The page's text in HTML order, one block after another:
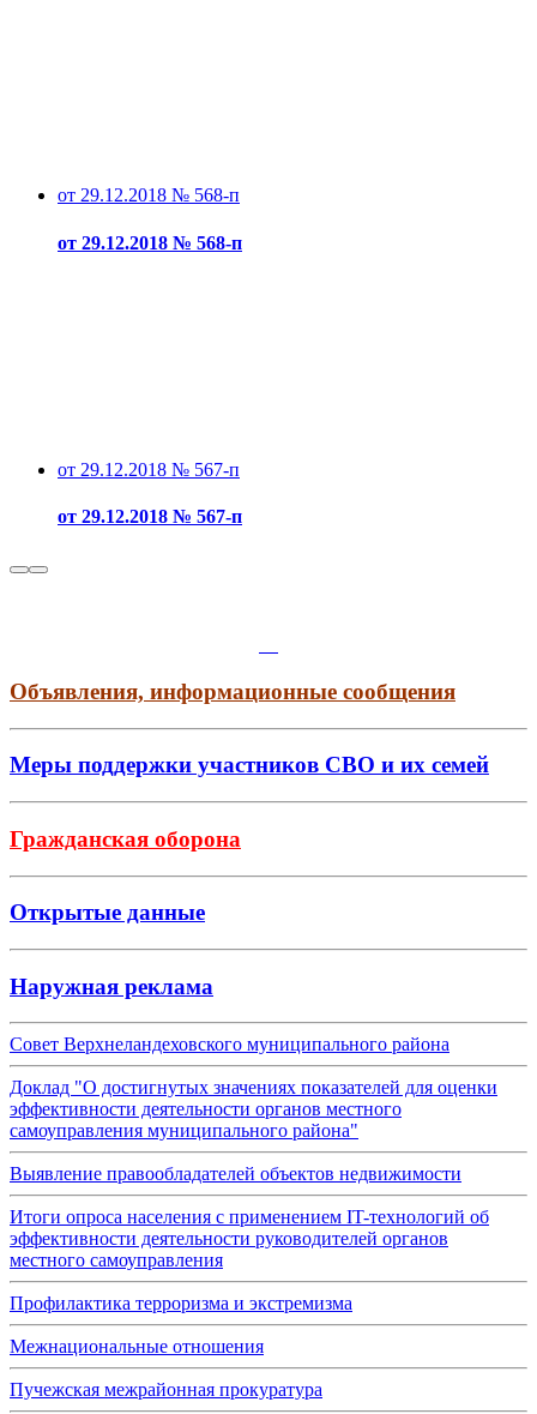
от 29.12.2018 № 568-п
от 29.12.2018 № 568-п
от 29.12.2018 № 567-п
от 29.12.2018 № 567-п
Объявления, информационные сообщения
Меры поддержки участников СВО и их семей
Гражданская оборона
Открытые данные
Наружная реклама
Совет Верхнеландеховского муниципального района
Доклад "О достигнутых значениях показателей для оценки
эффективности деятельности органов местного
самоуправления муниципального района"
Выявление правообладателей объектов недвижимости
Итоги опроса населения с применением IT-технологий об
эффективности деятельности руководителей органов
местного самоуправления
Профилактика терроризма и экстремизма
Межнациональные отношения
Пучежская межрайонная прокуратура